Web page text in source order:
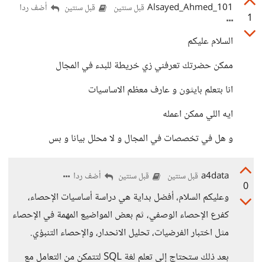
1
Alsayed_Ahmed_101 قبل سنتين قبل سنتين أضف ردا
السلام عليكم
ممكن حضرتك تعرفني زي خريطة للبدء في المجال
انا بتعلم بايثون و عارف معظم الاساسيات
ايه اللي ممكن اعمله
و هل في تخصصات في المجال و لا محلل بيانا و بس
0
a4data قبل سنتين قبل سنتين أضف ردا
وعليكم السلام، أفضل بداية هي دراسة أساسيات الإحصاء،
كفرع الإحصاء الوصفي، ثم بعض المواضيع المهمة في الإحصاء
مثل اختبار الفرضيات، تحليل الانحدار، والإحصاء التنبؤي.
بعد ذلك ستحتاج إلى تعلم لغة SQL لتتمكن من التعامل مع